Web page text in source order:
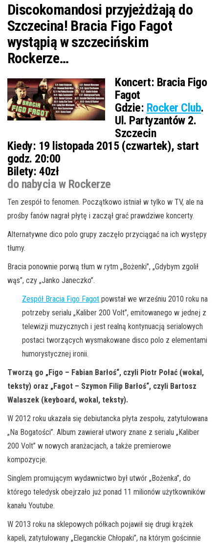
Discokomandosi przyjeżdżają do
Szczecina! Bracia Figo Fagot
wystąpią w szczecińskim
Rockerze…
Koncert: Bracia Figo
Fagot
Gdzie: Rocker Club.
Ul. Partyzantów 2.
Szczecin
Kiedy: 19 listopada 2015 (czwartek), start
godz. 20:00
Bilety: 40zł
do nabycia w Rockerze
Ten zespół to fenomen. Początkowo istniał w tylko w TV, ale na
prośby fanów nagrał płytę i zaczął grać prawdziwe koncerty.
Alternatywne dico polo grupy zaczęło przyciągać na ich występy
tłumy.
Bracia ponownie porwą tłum w rytm „Bożenki”, „Gdybym zgolił
wąs”, czy „Janko Janeczko”.
Zespół Bracia Figo Fagot powstał we wrześniu 2010 roku na
potrzeby serialu „Kaliber 200 Volt”, emitowanego w jednej z
telewizji muzycznych i jest realną kontynuacją serialowych
postaci tworzących wysmakowane disco polo z elementami
humorystycznej ironii.
Tworzą go „Figo – Fabian Barłoś“, czyli Piotr Połać (wokal,
teksty) oraz „Fagot – Szymon Filip Barłoś“, czyli Bartosz
Walaszek (keyboard, wokal, teksty).
W 2012 roku ukazała się debiutancka płyta zespołu, zatytułowana
„Na Bogatości”. Album zawierał utwory znane z serialu „Kaliber
200 Volt” w nowych aranżacjach, a także premierowe
kompozycje.
Singlem promującym wydawnictwo był utwór „Bożenka”, do
którego teledysk obejrzało już ponad 11 milionów użytkowników
kanału Youtube.
W 2013 roku na sklepowych półkach pojawił się drugi krążek
kapeli, zatytułowany „Eleganckie Chłopaki”, na którym gościnnie